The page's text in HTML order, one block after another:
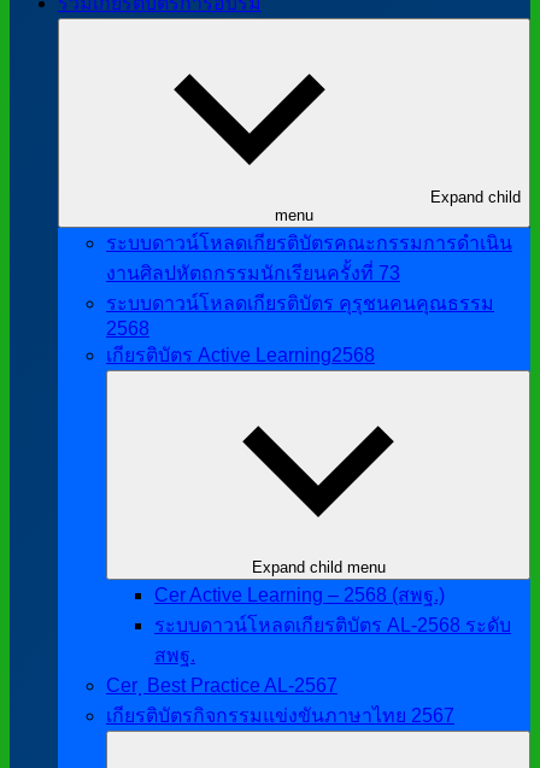
Expand child
menu
ระบบดาวน์โหลดเกียรติบัตรคณะกรรมการดำเนิน
งานศิลปหัตถกรรมนักเรียนครั้งที่ 73
ระบบดาวน์โหลดเกียรติบัตร คุรุชนคนคุณธรรม
2568
เกียรติบัตร Active Learning2568
Expand child menu
Cer Active Learning – 2568 (สพฐ.)
ระบบดาวน์โหลดเกียรติบัตร AL-2568 ระดับ
สพฐ.
Cer ฺ Best Practice AL-2567
เกียรติบัตรกิจกรรมแข่งขันภาษาไทย 2567